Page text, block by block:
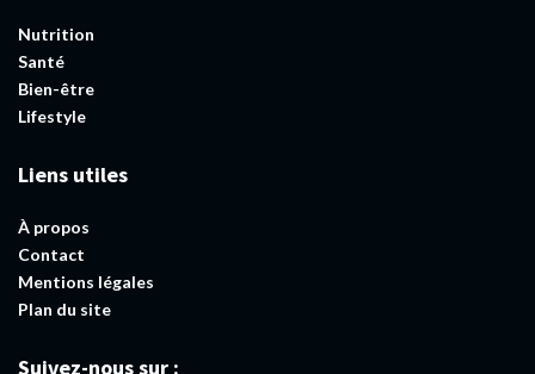
Nutrition
Santé
Bien-être
Lifestyle
Liens utiles
À propos
Contact
Mentions légales
Plan du site
Suivez-nous sur :